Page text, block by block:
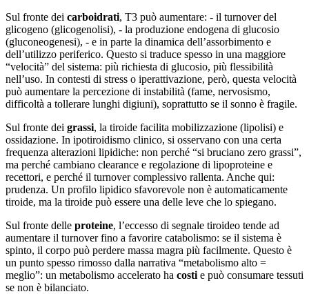
Sul fronte dei carboidrati, T3 può aumentare: - il turnover del
glicogeno (glicogenolisi), - la produzione endogena di glucosio
(gluconeogenesi), - e in parte la dinamica dell’assorbimento e
dell’utilizzo periferico. Questo si traduce spesso in una maggiore
“velocità” del sistema: più richiesta di glucosio, più flessibilità
nell’uso. In contesti di stress o iperattivazione, però, questa velocità
può aumentare la percezione di instabilità (fame, nervosismo,
difficoltà a tollerare lunghi digiuni), soprattutto se il sonno è fragile.
Sul fronte dei grassi, la tiroide facilita mobilizzazione (lipolisi) e
ossidazione. In ipotiroidismo clinico, si osservano con una certa
frequenza alterazioni lipidiche: non perché “si bruciano zero grassi”,
ma perché cambiano clearance e regolazione di lipoproteine e
recettori, e perché il turnover complessivo rallenta. Anche qui:
prudenza. Un profilo lipidico sfavorevole non è automaticamente
tiroide, ma la tiroide può essere una delle leve che lo spiegano.
Sul fronte delle proteine, l’eccesso di segnale tiroideo tende ad
aumentare il turnover fino a favorire catabolismo: se il sistema è
spinto, il corpo può perdere massa magra più facilmente. Questo è
un punto spesso rimosso dalla narrativa “metabolismo alto =
meglio”: un metabolismo accelerato ha costi e può consumare tessuti
se non è bilanciato.